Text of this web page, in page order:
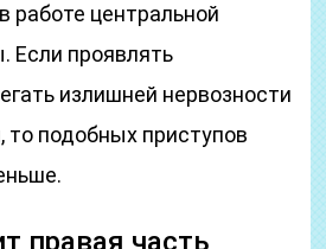
работе центральной
Если проявлять
излишней нервозности
то подобных приступов
правая часть